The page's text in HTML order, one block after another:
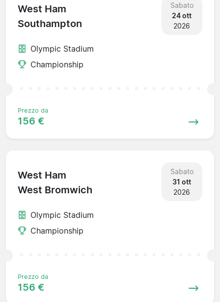
West Ham
Southampton
Sabato
24 ott
2026
Olympic Stadium
Championship
Prezzo da
156 €
West Ham
West Bromwich
Sabato
31 ott
2026
Olympic Stadium
Championship
Prezzo da
156 €